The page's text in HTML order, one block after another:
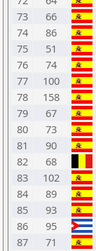
73
66
74
86
75
51
76
74
77
100
78
158
79
67
80
73
81
90
82
68
83
102
84
89
85
93
86
95
87
71